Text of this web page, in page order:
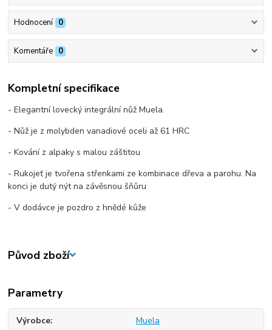
Hodnocení 0
Komentáře 0
Kompletní specifikace
- Elegantní lovecký integrální nůž Muela.
- Nůž je z molybden vanadiové oceli až 61 HRC
- Kování z alpaky s malou záštitou
- Rukojeť je tvořena střenkami ze kombinace dřeva a parohu. Na
konci je dutý nýt na závěsnou šňůru
- V dodávce je pozdro z hnědé kůže
Původ zboží
Parametry
Výrobce Muela